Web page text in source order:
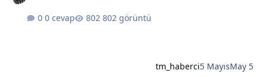
0 cevap 802 görüntü
tm_haberci5 MayısMay 5